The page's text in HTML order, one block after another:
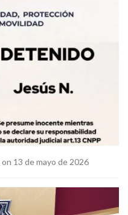
on 13 de mayo de 2026